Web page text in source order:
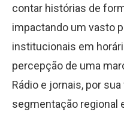
contar histórias de
impactando um vasto
institucionais em
percepção de uma
Rádio e jornais, por
segmentação